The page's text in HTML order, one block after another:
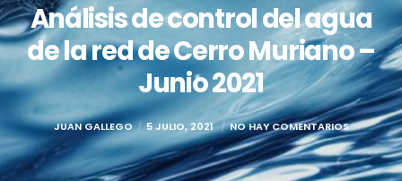
Análisis de control del agua
de la red de Cerro Muriano –
Junio 2021
JUAN GALLEGO 5 JULIO, 2021 NO HAY COMENTARIOS